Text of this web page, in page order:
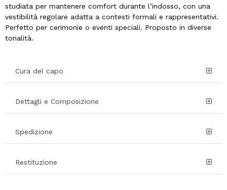
studiata per mantenere comfort durante l’indosso, con una
vestibilità regolare adatta a contesti formali e rappresentativi.
Perfetto per cerimonie o eventi speciali. Proposto in diverse
tonalità.
Cura del capo
Dettagli e Composizione
Spedizione
Restituzione